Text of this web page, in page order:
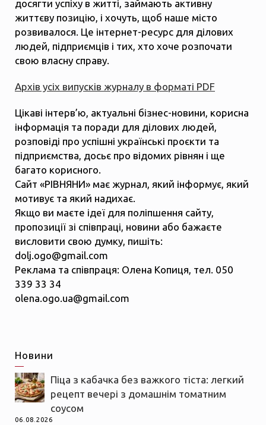
досягти успіху в житті, займають активну
життєву позицію, і хочуть, щоб наше місто
розвивалося. Це інтернет-ресурс для ділових
людей, підприємців і тих, хто хоче розпочати
свою власну справу.
Архів усіх випусків журналу в форматі PDF
Цікаві інтерв’ю, актуальні бізнес-новини, корисна
інформація та поради для ділових людей,
розповіді про успішні українські проєкти та
підприємства, досьє про відомих рівнян і ще
багато корисного.
Сайт «РІВНЯНИ» має журнал, який інформує, який
мотивує та який надихає.
Якщо ви маєте ідеї для поліпшення сайту,
пропозиції зі співпраці, новини або бажаєте
висловити свою думку, пишіть:
dolj.ogo@gmail.com
Реклама та співпраця: Олена Копиця, тел. 050
339 33 34
olena.ogo.ua@gmail.com
Новини
Піца з кабачка без важкого тіста: легкий
рецепт вечері з домашнім томатним
соусом
06.08.2026